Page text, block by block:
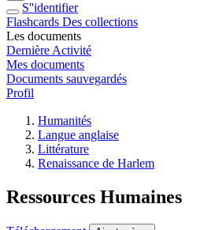
S''identifier
Flashcards Des collections
Les documents
Dernière Activité
Mes documents
Documents sauvegardés
Profil
Humanités
Langue anglaise
Littérature
Renaissance de Harlem
Ressources Humaines